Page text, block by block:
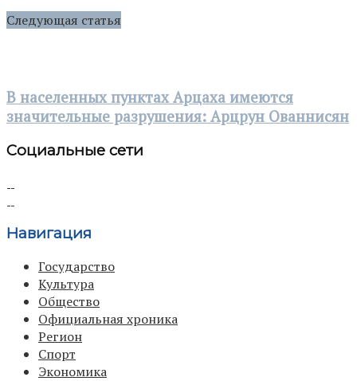
Следующая статья
В населенных пунктах Арцаха имеются
значительные разрушения: Арцрун Ованнисян
Социальные сети
Навигация
Государство
Культура
Общество
Официальная хроника
Регион
Спорт
Экономика